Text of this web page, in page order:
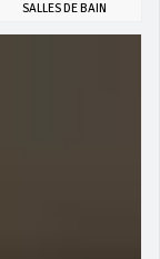
SALLES DE BAIN